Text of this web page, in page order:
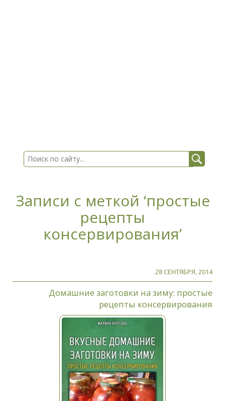
Записи с меткой ‘простые
рецепты
консервирования’
28 СЕНТЯБРЯ, 2014
Домашние заготовки на зиму: простые
рецепты консервирования